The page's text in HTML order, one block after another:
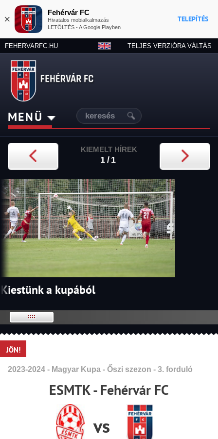
×
Fehérvár FC
Hivatalos mobialkalmazás
LETÖLTÉS - A Google Playben
TELEPÍTÉS
FEHERVARFC.HU TELJES VERZIÓRA VÁLTÁS
MENÜ
KIEMELT HÍREK
1/1
Kiestünk a kupából
JÖN!
2023-2024 - Magyar Kupa - Őszi szezon - 3. forduló
ESMTK - Fehérvár FC
vs